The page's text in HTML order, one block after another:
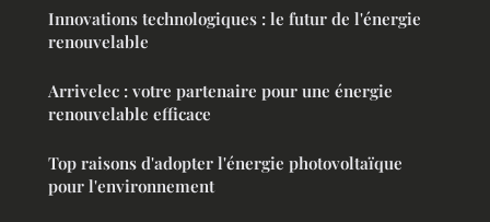
Innovations technologiques : le futur de l'énergie
renouvelable
Arrivelec : votre partenaire pour une énergie
renouvelable efficace
Top raisons d'adopter l'énergie photovoltaïque
pour l'environnement